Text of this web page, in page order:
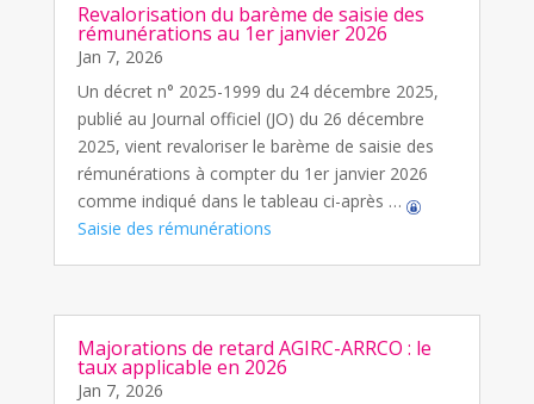
Revalorisation du barème de saisie des
rémunérations au 1er janvier 2026
Jan 7, 2026
Un décret n° 2025-1999 du 24 décembre 2025,
publié au Journal officiel (JO) du 26 décembre
2025, vient revaloriser le barème de saisie des
rémunérations à compter du 1er janvier 2026
comme indiqué dans le tableau ci-après …
Saisie des rémunérations
Majorations de retard AGIRC-ARRCO : le
taux applicable en 2026
Jan 7, 2026